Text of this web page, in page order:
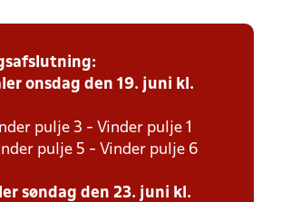
onsdag den 19. juni kl.
pulje 3 - Vinder pulje 1
pulje 5 - Vinder pulje 6
søndag den 23. juni kl.